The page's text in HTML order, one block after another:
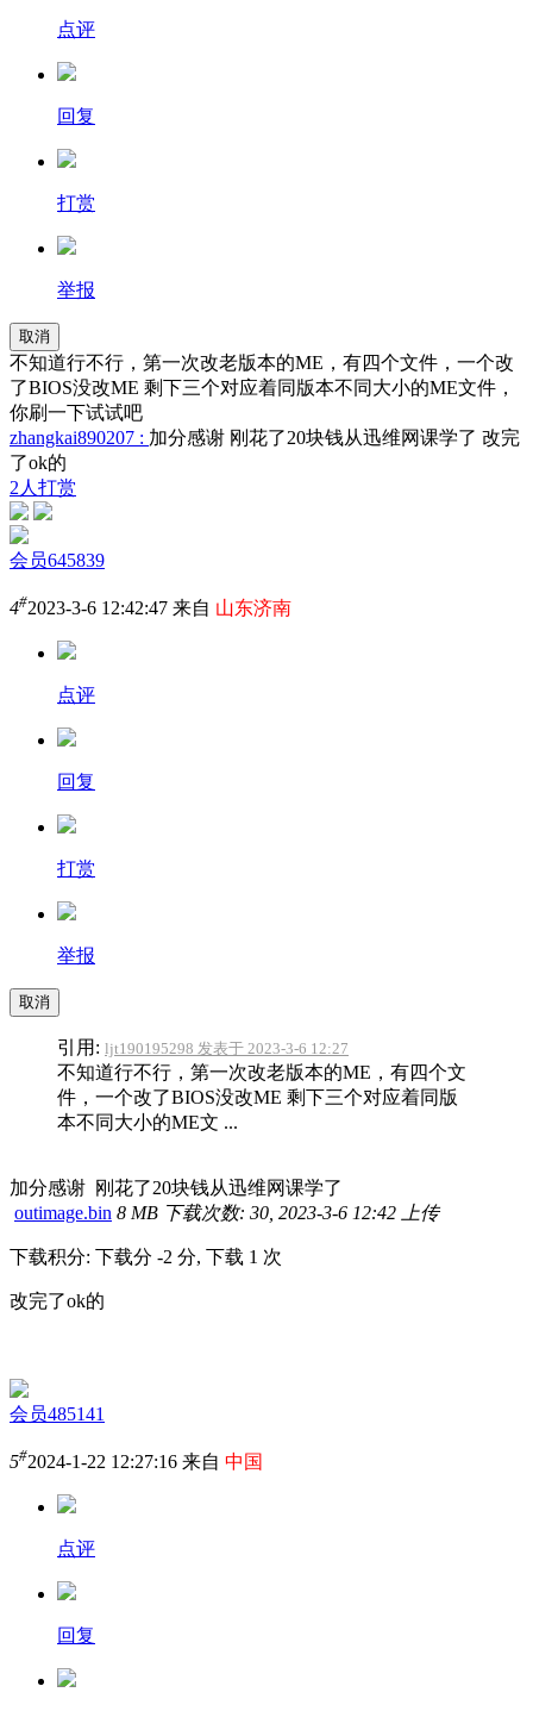
点评
回复
打赏
举报
取消
不知道行不行，第一次改老版本的ME，有四个文件，一个改
了BIOS没改ME 剩下三个对应着同版本不同大小的ME文件，
你刷一下试试吧
zhangkai890207 : 加分感谢 刚花了20块钱从迅维网课学了 改完
了ok的
2人打赏
会员645839
4#2023-3-6 12:42:47 来自 山东济南
点评
回复
打赏
举报
取消
引用: ljt190195298 发表于 2023-3-6 12:27
不知道行不行，第一次改老版本的ME，有四个文
件，一个改了BIOS没改ME 剩下三个对应着同版
本不同大小的ME文 ...
加分感谢 刚花了20块钱从迅维网课学了
outimage.bin 8 MB 下载次数: 30, 2023-3-6 12:42 上传
下载积分: 下载分 -2 分, 下载 1 次
改完了ok的
会员485141
5#2024-1-22 12:27:16 来自 中国
点评
回复